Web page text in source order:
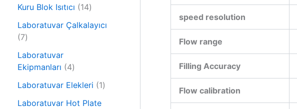
r
n
ü
Kuru Blok Isıtıcı 141
ü
Laboratuvar Çalkalayıcı
77
r
ü
n
Laboratuvar
Ekipmanları
44
r
ü
Laboratuvar Elekleri 11
Laboratuvar Hot Plate
speed resolution
Flow range
Filling Accuracy
Flow calibration